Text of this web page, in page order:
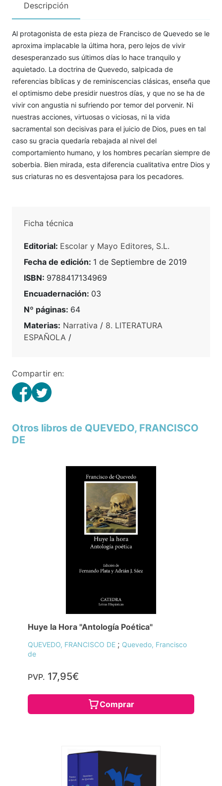
Descripción
Al protagonista de esta pieza de Francisco de Quevedo se le
aproxima implacable la última hora, pero lejos de vivir
desesperanzado sus últimos días lo hace tranquilo y
aquietado. La doctrina de Quevedo, salpicada de
referencias bíblicas y de reminiscencias clásicas, enseña que
el optimismo debe presidir nuestros días, y que no se ha de
vivir con angustia ni sufriendo por temor del porvenir. Ni
nuestras acciones, virtuosas o viciosas, ni la vida
sacramental son decisivas para el juicio de Dios, pues en tal
caso su gracia quedaría rebajada al nivel del
comportamiento humano, y los hombres pecarían siempre de
soberbia. Bien mirada, esta diferencia cualitativa entre Dios y
sus criaturas no es desventajosa para los pecadores.
Ficha técnica
Editorial: Escolar y Mayo Editores, S.L.
Fecha de edición: 1 de Septiembre de 2019
ISBN: 9788417134969
Encuadernación: 03
Nº páginas: 64
Materias: Narrativa / 8. LITERATURA
ESPAÑOLA /
Compartir en:
Otros libros de QUEVEDO, FRANCISCO
DE
Huye la Hora "Antología Poética"
QUEVEDO, FRANCISCO DE ; Quevedo, Francisco
de
PVP. 17,95€
Comprar